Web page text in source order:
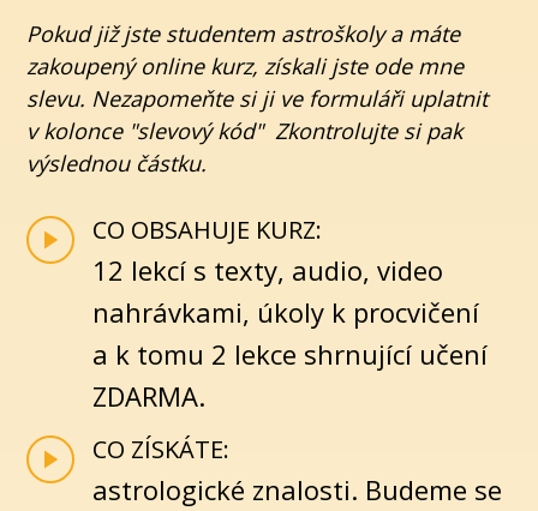
Pokud již jste studentem astroškoly a máte
zakoupený online kurz, získali jste ode mne
slevu. Nezapomeňte si ji ve formuláři uplatnit
v kolonce "slevový kód" Zkontrolujte si pak
výslednou částku.
CO OBSAHUJE KURZ:
12 lekcí s texty, audio, video
nahrávkami, úkoly k procvičení
a k tomu 2 lekce shrnující učení
ZDARMA.
CO ZÍSKÁTE:
astrologické znalosti. Budeme se